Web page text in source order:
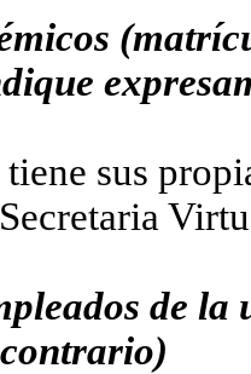
sus
de